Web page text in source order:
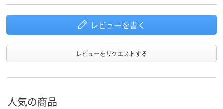
レビューを書く
レビューをリクエストする
人気の商品